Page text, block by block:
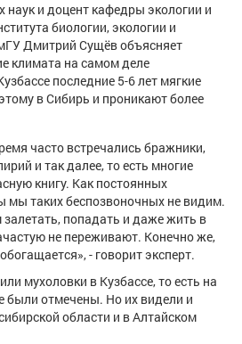
Проекты
пенсионер
наук и доцент кафедры экологии и
биологии, экологии и
Дмитрий Сущёв объясняет
климата на самом деле
последние 5-6 лет мягкие
в Сибирь и проникают более
часто встречались бражники,
и так далее, то есть многие
книгу. Как постоянных
мы таких беспозвоночных не видим.
попадать и даже жить в
не переживают. Конечно же,
- говорит эксперт.
мухоловки в Кузбассе, то есть на
были отмечены. Но их видели и
области и в Алтайском